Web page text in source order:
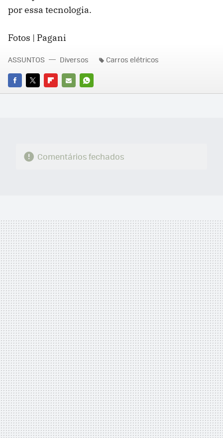
por essa tecnologia.
Fotos | Pagani
FACEBOOK
TWITTERFLIPBOARD
E-
WHATSAPP
ASSUNTOS Diversos Carros elétricos
Comentários fechados